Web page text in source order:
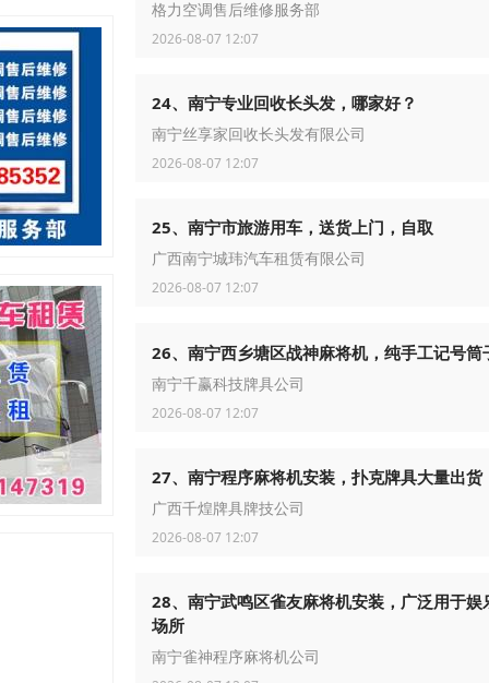
格力空调售后维修服务部
2026-08-07 12:07
24、南宁专业回收长头发，哪家好？
南宁丝享家回收长头发有限公司
2026-08-07 12:07
25、南宁市旅游用车，送货上门，自取
广西南宁城玮汽车租赁有限公司
2026-08-07 12:07
26、南宁西乡塘区战神麻将机，纯手工记号筒
南宁千赢科技牌具公司
2026-08-07 12:07
27、南宁程序麻将机安装，扑克牌具大量出货
广西千煌牌具牌技公司
2026-08-07 12:07
28、南宁武鸣区雀友麻将机安装，广泛用于娱
场所
南宁雀神程序麻将机公司